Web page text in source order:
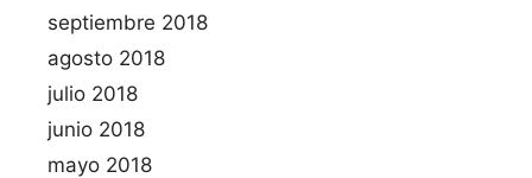
septiembre 2018
agosto 2018
julio 2018
junio 2018
mayo 2018